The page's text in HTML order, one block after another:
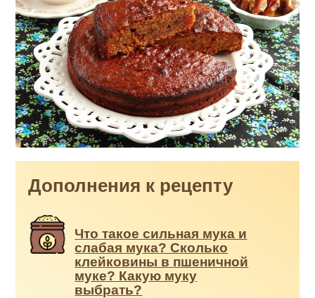
Дополнения к рецепту
Что такое сильная мука и
слабая мука? Сколько
клейковины в пшеничной
муке? Какую муку
выбрать?